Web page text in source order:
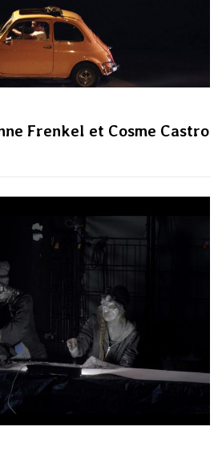
Frenkel et Cosme Castro